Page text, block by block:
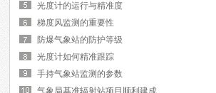
光度计的运行与精准度
梯度风监测的重要性
防爆气象站的防护等级
光度计如何精准跟踪
手持气象站监测的参数